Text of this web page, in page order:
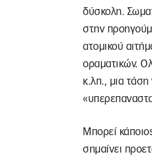
δύσκολη.
στην
ατομικού
οραματικών.
κ.λπ., μια τάση
Μπορεί
σημαίνει